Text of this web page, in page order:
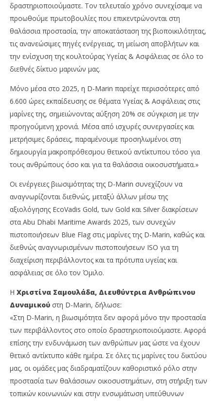
δραστηριοποιούμαστε. Τον τελευταίο χρόνο συνεχίσαμε να
προωθούμε πρωτοβουλίες που επικεντρώνονται στη
θαλάσσια προστασία, την αποκατάσταση της βιοποικιλότητας,
τις ανανεώσιμες πηγές ενέργειας, τη μείωση αποβλήτων και
την ενίσχυση της κουλτούρας Υγείας & Ασφάλειας σε όλο το
διεθνές δίκτυο μαρινών μας.
Μόνο μέσα στο 2025, η D-Marin παρείχε περισσότερες από
6.600 ώρες εκπαίδευσης σε θέματα Υγείας & Ασφάλειας στις
μαρίνες της, σημειώνοντας αύξηση 20% σε σύγκριση με την
προηγούμενη χρονιά. Μέσα από ισχυρές συνεργασίες και
μετρήσιμες δράσεις, παραμένουμε προσηλωμένοι στη
δημιουργία μακροπρόθεσμου θετικού αντίκτυπου τόσο για
τους ανθρώπους όσο και για τα θαλάσσια οικοσυστήματα.»
Οι ενέργειες βιωσιμότητας της D-Marin συνεχίζουν να
αναγνωρίζονται διεθνώς, μεταξύ άλλων μέσω της
αξιολόγησης EcoVadis Gold, των Gold και Silver διακρίσεων
στα Abu Dhabi Maritime Awards 2025, των συνεχών
πιστοποιήσεων Blue Flag στις μαρίνες της D-Marin, καθώς και
διεθνώς αναγνωρισμένων πιστοποιήσεων ISO για τη
διαχείριση περιβάλλοντος και τα πρότυπα υγείας και
ασφάλειας σε όλο τον Όμιλο.
Η Χριστίνα Σαμουλάδα, Διευθύντρια Ανθρώπινου
Δυναμικού στη D-Marin, δήλωσε:
«Στη D-Marin, η βιωσιμότητα δεν αφορά μόνο την προστασία
των περιβάλλοντος στο οποίο δραστηριοποιούμαστε. Αφορά
επίσης την ενδυνάμωση των ανθρώπων μας ώστε να έχουν
θετικό αντίκτυπο κάθε ημέρα. Σε όλες τις μαρίνες του δικτύου
μας, οι ομάδες μας διαδραματίζουν καθοριστικό ρόλο στην
προστασία των θαλάσσιων οικοσυστημάτων, στη στήριξη των
τοπικών κοινωνιών και στην ενσωμάτωση υπεύθυνων